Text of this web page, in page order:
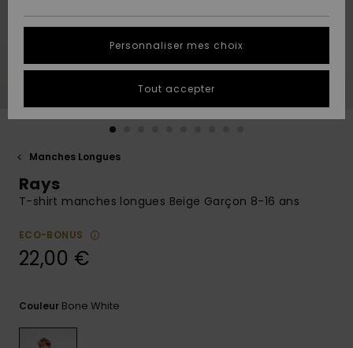
A
Découvrir
A
Découvrir
tailles
conversation
obtenir la
à votre
question.
réponses
QUIKSILVER
Manches Longues
Rays
T-shirt manches longues Beige Garçon 8-16 ans
ECO-BONUS
22,00 €
Couleur Bone White
Personnaliser mes choix
Tout accepter